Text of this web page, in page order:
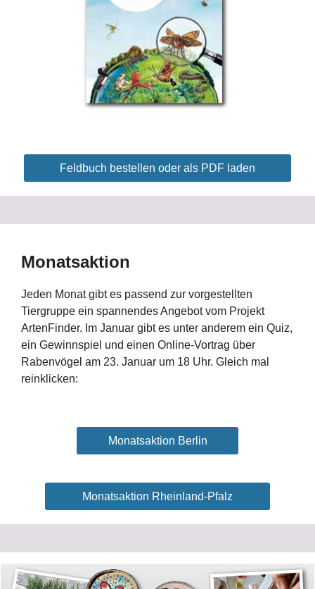
Feldbuch bestellen oder als PDF laden
Monatsaktion
Jeden Monat gibt es passend zur vorgestellten
Tiergruppe ein spannendes Angebot vom Projekt
ArtenFinder. Im Januar gibt es unter anderem ein Quiz,
ein Gewinnspiel und einen Online-Vortrag über
Rabenvögel am 23. Januar um 18 Uhr. Gleich mal
reinklicken:
Monatsaktion Berlin
Monatsaktion Rheinland-Pfalz